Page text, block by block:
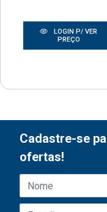
LOGIN P/ VER
PREÇO
Cadastre-se
ofertas!